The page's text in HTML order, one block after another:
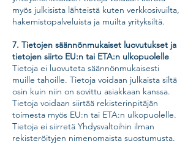
myös julkisista lähteistä kuten verkkosivuilta,
hakemistopalveluista ja muilta yrityksiltä.
7. Tietojen säännönmukaiset luovutukset ja
tietojen siirto EU:n tai ETA:n ulkopuolelle
Tietoja ei luovuteta säännönmukaisesti
muille tahoille. Tietoja voidaan julkaista siltä
osin kuin niin on sovittu asiakkaan kanssa.
Tietoja voidaan siirtää rekisterinpitäjän
toimesta myös EU:n tai ETA:n ulkopuolelle.
Tietoja ei siirretä Yhdysvaltoihin ilman
rekisteröityjen nimenomaista suostumusta.